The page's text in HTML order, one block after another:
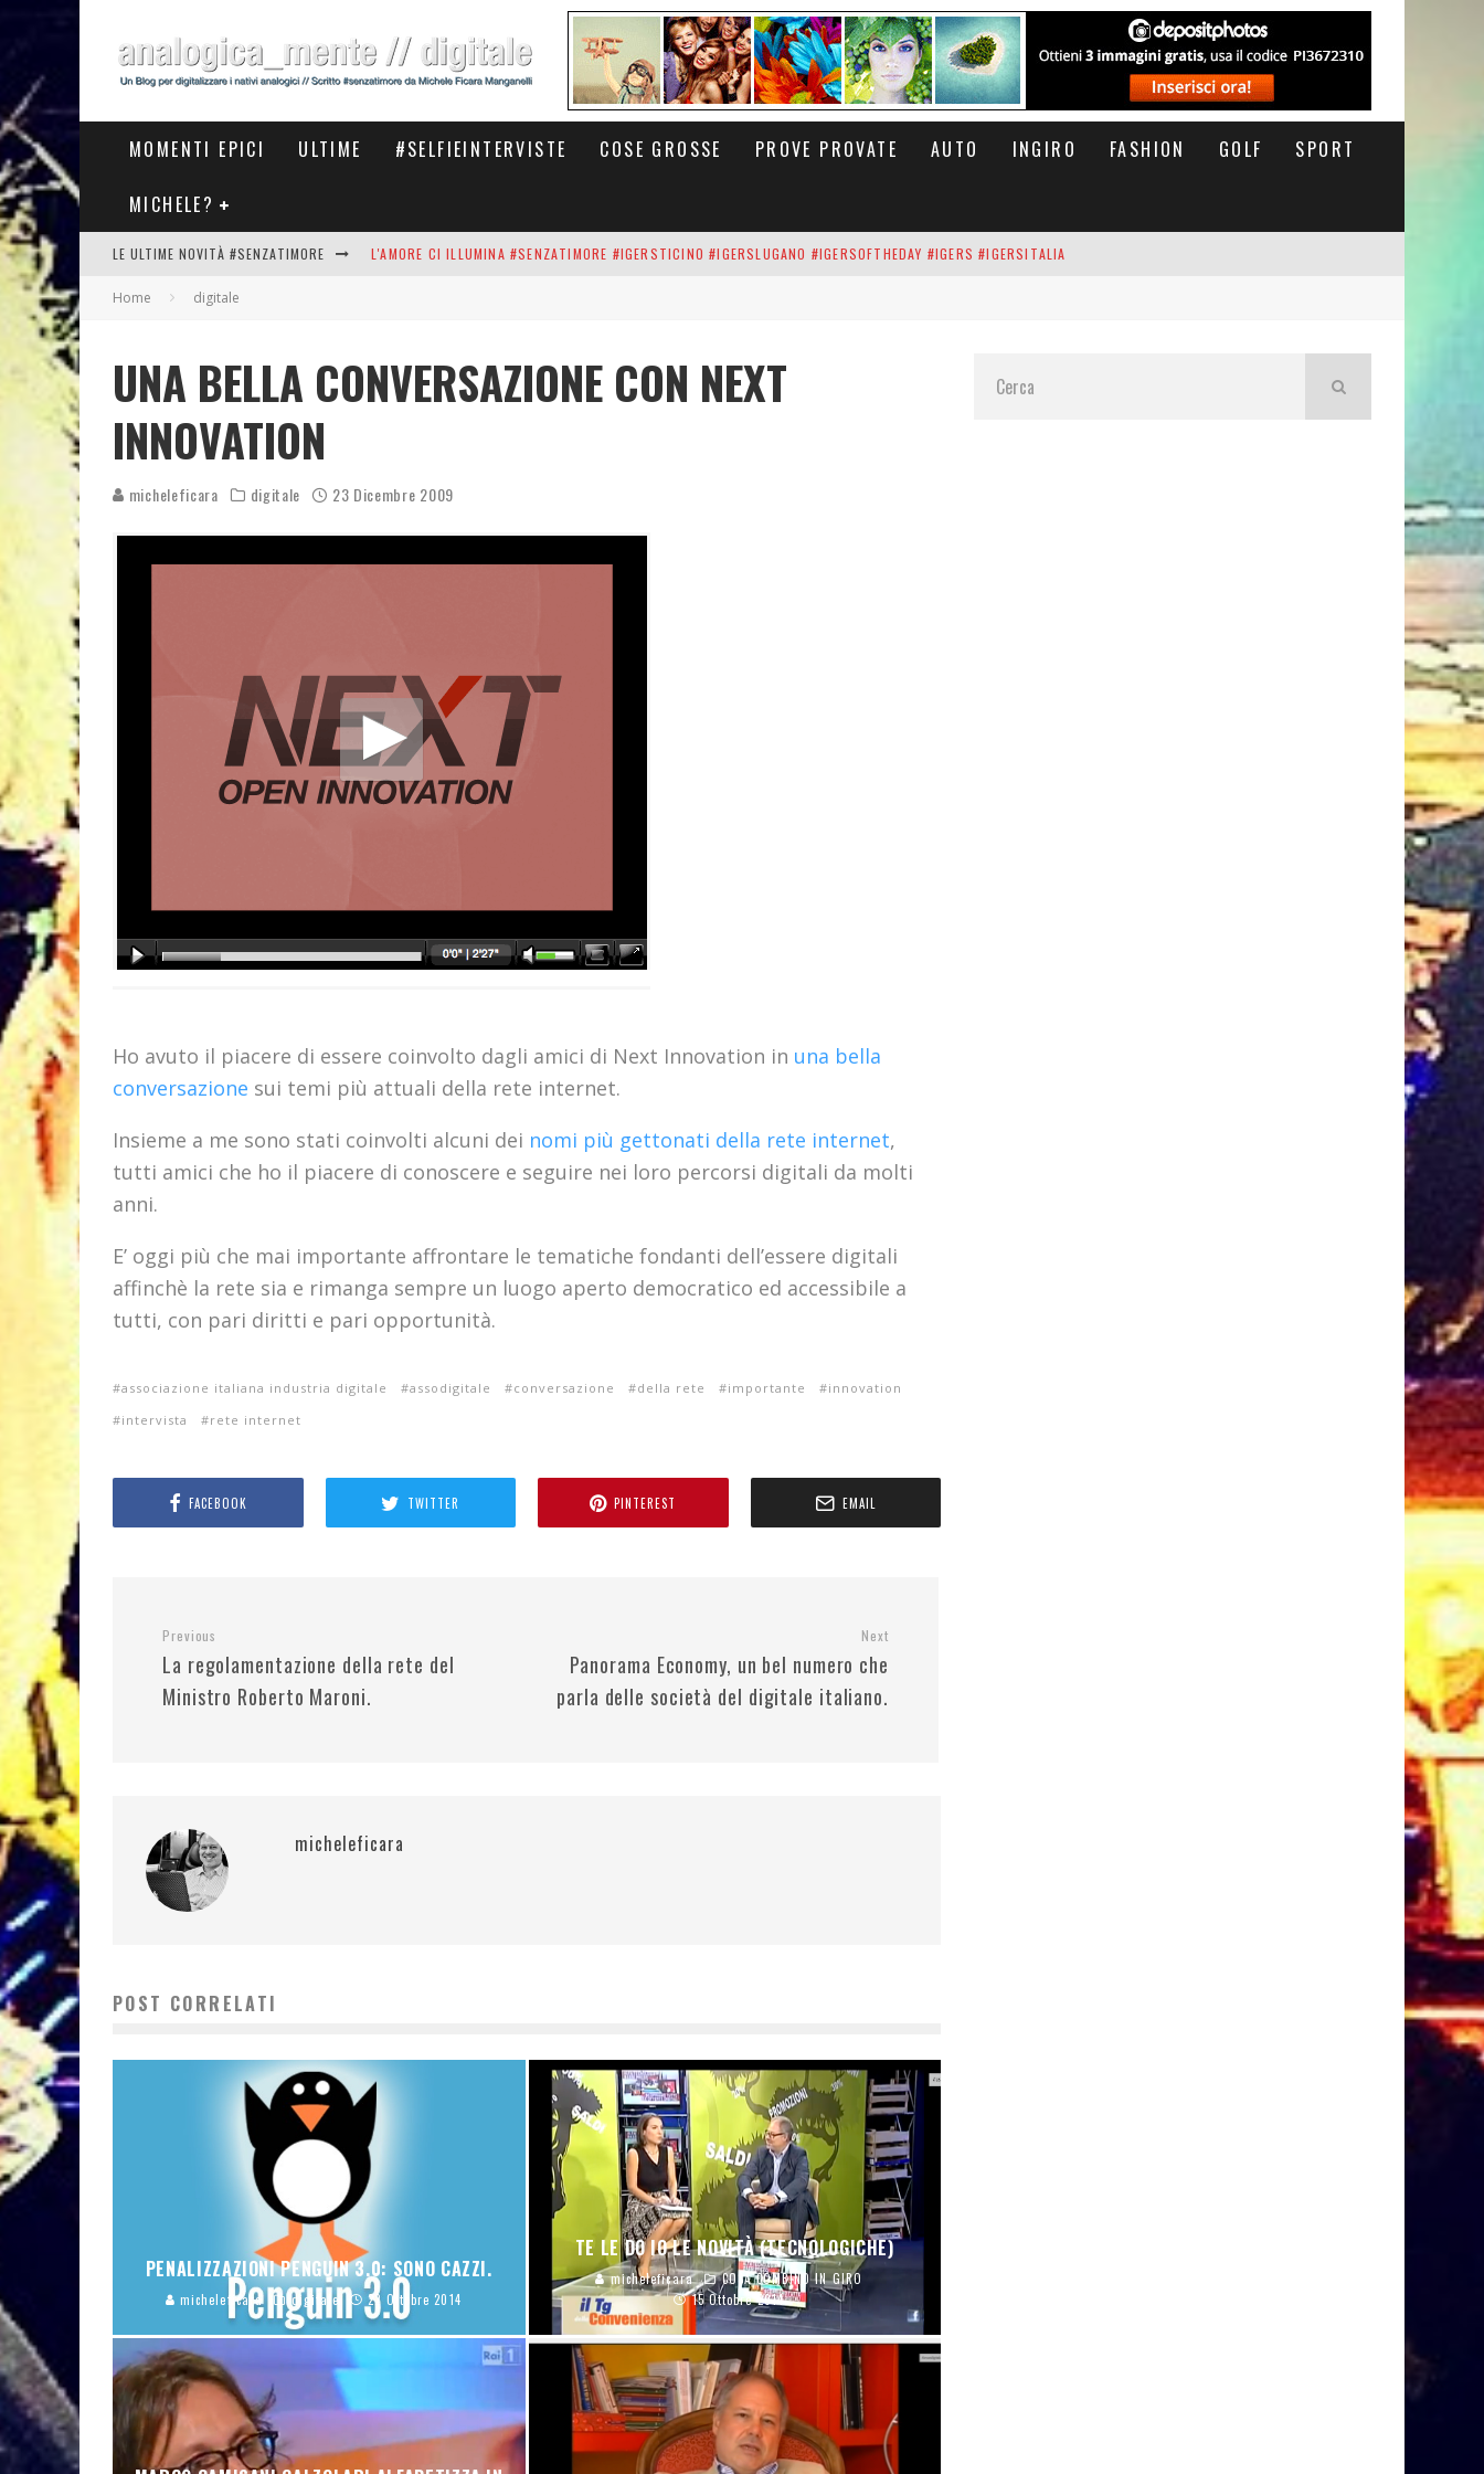
MOMENTI EPICI ULTIME #SELFIEINTERVISTE COSE GROSSE PROVE PROVATE AUTO INGIRO FASHION GOLF SPORT
MICHELE?
LE ULTIME NOVITÀ #SENZATIMORE L'AMORE CI ILLUMINA #SENZATIMORE #IGERSTICINO #IGERSLUGANO #IGERSOFTHEDAY #IGERS #IGERSITALIA
#COSEDILAVORO LA PORTA DELL'INFERNO È QUI: IL CENTRO COMMERCIALE DI ARESE OLTRE 10 KM DI CODA. POTETE MORIRE QUI.
Home digitale
UNA BELLA CONVERSAZIONE CON NEXT
INNOVATION
micheleficara digitale 23 Dicembre 2009
Ho avuto il piacere di essere coinvolto dagli amici di Next Innovation in una bella
conversazione sui temi più attuali della rete internet.
Insieme a me sono stati coinvolti alcuni dei nomi più gettonati della rete internet,
tutti amici che ho il piacere di conoscere e seguire nei loro percorsi digitali da molti
anni.
E’ oggi più che mai importante affrontare le tematiche fondanti dell’essere digitali
affinchè la rete sia e rimanga sempre un luogo aperto democratico ed accessibile a
tutti, con pari diritti e pari opportunità.
associazione italiana industria digitale assodigitale conversazione della rete importante
innovation
intervista
rete internet
FACEBOOK TWITTER PINTEREST EMAIL
Previous
La regolamentazione della rete del
Ministro Roberto Maroni.
Next
Panorama Economy, un bel numero che
parla delle società del digitale italiano.
micheleficara
POST CORRELATI
PENALIZZAZIONI PENGUIN 3.0: SONO CAZZI.
micheleficara digitale 22 Ottobre 2014
TE LE DO IO LE NOVITÀ (TECNOLOGICHE)
micheleficara
COSA COMBINO IN GIRO
15 Ottobre 2014